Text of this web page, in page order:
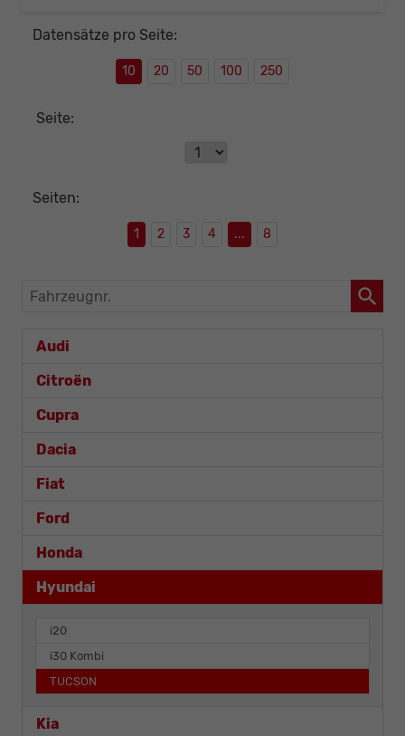
Datensätze pro Seite:
10 20 50 100 250
Seite:
Seiten:
1 2 3 4 ... 8
Fahrzeugnr.
Audi
Citroën
Cupra
Dacia
Fiat
Ford
Honda
Hyundai
i20
i30 Kombi
TUCSON
Kia